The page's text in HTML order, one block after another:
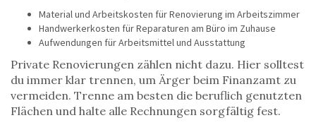
Material und Arbeitskosten für Renovierung im Arbeitszimmer
Handwerkerkosten für Reparaturen am Büro im Zuhause
Aufwendungen für Arbeitsmittel und Ausstattung
Private Renovierungen zählen nicht dazu. Hier solltest
du immer klar trennen, um Ärger beim Finanzamt zu
vermeiden. Trenne am besten die beruflich genutzten
Flächen und halte alle Rechnungen sorgfältig fest.